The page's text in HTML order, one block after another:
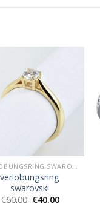
verlobungsring
swarovski
€60.00 €40.00